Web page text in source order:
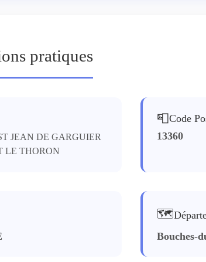
pratiques
JEAN DE GARGUIER
LE THORON
📮Code
13360
🗺️
Bouches-